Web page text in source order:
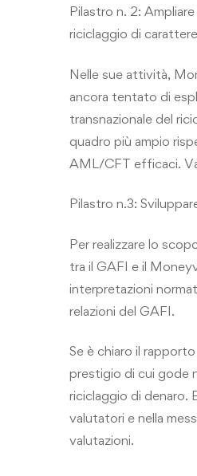
Pilastro n. 2:
riciclaggio di
Nelle sue attività,
ancora tentato di
transnazionale del
quadro più ampio
AML/CFT efficaci.
Pilastro n.3:
Per realizzare lo
tra il GAFI e il
interpretazioni
relazioni del GAFI.
Se è chiaro il
prestigio di cui gode
riciclaggio di denaro.
valutatori e nella
valutazioni.